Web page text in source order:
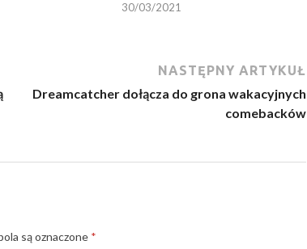
30/03/2021
NASTĘPNY ARTYKUŁ
Dreamcatcher dołącza do grona wakacyjnych
comebacków
są oznaczone *